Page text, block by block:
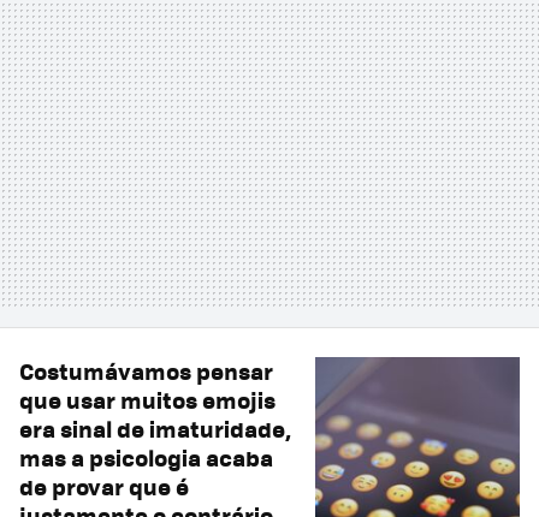
Costumávamos pensar
que usar muitos emojis
era sinal de imaturidade,
mas a psicologia acaba
de provar que é